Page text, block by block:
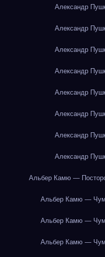
Александр
Александр
Александр
Александр
Александр
Александр
Александр
Александр
Альбер Камю —
Альбер Камю —
Альбер Камю —
Альбер Камю —